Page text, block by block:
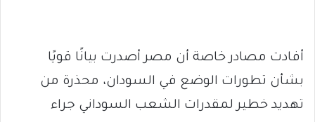
أفادت مصادر خاصة أن مصر أصدرت بيانًا قويًا
بشأن تطورات الوضع في السودان، محذرة من
تهديد خطير لمقدرات الشعب السوداني جراء